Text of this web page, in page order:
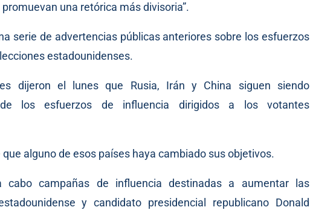
una retórica más divisoria”.
serie de advertencias públicas anteriores sobre los esfuerzos
estadounidenses.
dijeron el lunes que Rusia, Irán y China siguen siendo
los esfuerzos de influencia dirigidos a los votantes
alguno de esos países haya cambiado sus objetivos.
cabo campañas de influencia destinadas a aumentar las
y candidato presidencial republicano Donald